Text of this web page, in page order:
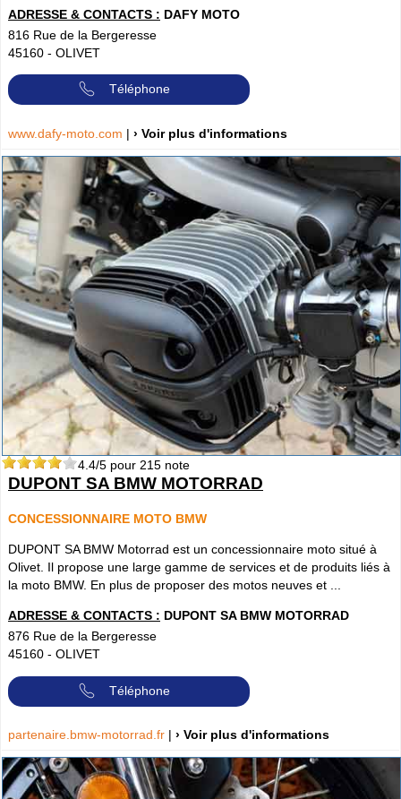
ADRESSE & CONTACTS : DAFY MOTO
816 Rue de la Bergeresse
45160 - OLIVET
Téléphone
www.dafy-moto.com | › Voir plus d'informations
4.4/5 pour 215 note
DUPONT SA BMW MOTORRAD
CONCESSIONNAIRE MOTO BMW
DUPONT SA BMW Motorrad est un concessionnaire moto situé à
Olivet. Il propose une large gamme de services et de produits liés à
la moto BMW. En plus de proposer des motos neuves et ...
ADRESSE & CONTACTS : DUPONT SA BMW MOTORRAD
876 Rue de la Bergeresse
45160 - OLIVET
Téléphone
partenaire.bmw-motorrad.fr | › Voir plus d'informations